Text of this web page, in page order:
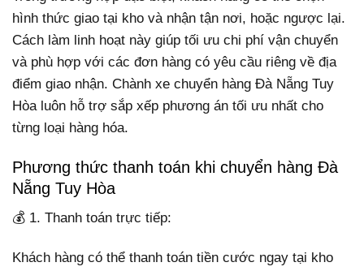
hình thức giao tại kho và nhận tận nơi, hoặc ngược lại.
Cách làm linh hoạt này giúp tối ưu chi phí vận chuyển
và phù hợp với các đơn hàng có yêu cầu riêng về địa
điểm giao nhận. Chành xe chuyển hàng Đà Nẵng Tuy
Hòa luôn hỗ trợ sắp xếp phương án tối ưu nhất cho
từng loại hàng hóa.
Phương thức thanh toán khi chuyển hàng Đà
Nẵng Tuy Hòa
💰 1. Thanh toán trực tiếp:
Khách hàng có thể thanh toán tiền cước ngay tại kho